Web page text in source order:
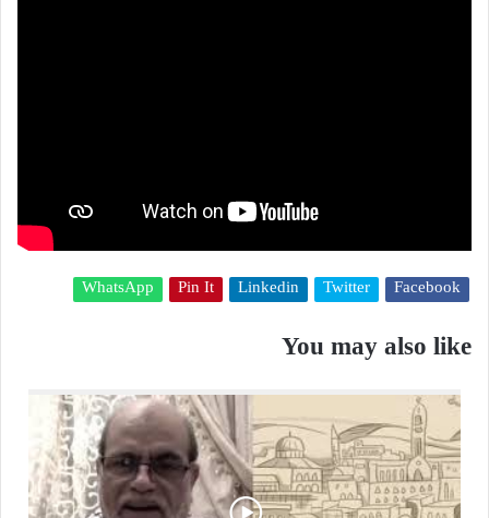
Facebook
Twitter
Linkedin
Pin It
WhatsApp
You may also like